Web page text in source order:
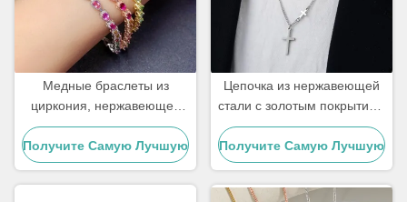
Медные браслеты из
циркония, нержавеющей
стали 18 карат, с золотым
покрытием и
бриллиантами, женский
браслет
Получите Самую Лучшую
Цену
Цепочка из нержавеющей
стали с золотым покрытием
18 карат для мужчин с
подвеской в виде креста,
ювелирные изделия
Получите Самую Лучшую
Цену